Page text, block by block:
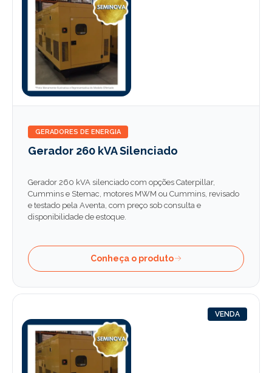
GERADORES DE ENERGIA
Gerador 260 kVA Silenciado
Gerador 260 kVA silenciado com opções Caterpillar,
Cummins e Stemac, motores MWM ou Cummins, revisado
e testado pela Aventa, com preço sob consulta e
disponibilidade de estoque.
Conheça o produto
VENDA